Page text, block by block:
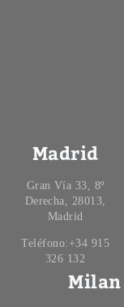
Madrid
Gran Vía 33, 8º
Derecha, 28013,
Madrid
Teléfono:+34 915
326 132
Milan